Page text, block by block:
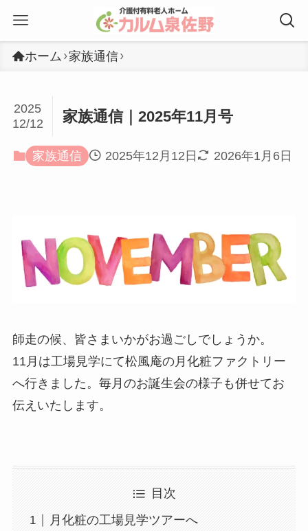
ホーム 家族通信
家族通信｜2025年11月号
2025
12/12
家族通信 2025年12月12日 2026年1月6日
師走の候、皆さまいかがお過ごしでしょうか。
11月は工場見学にて松風庵の月化粧ファクトリー
へ行きました。毎月のお誕生会の様子も併せてお
伝えいたします。
目次
月化粧の工場見学ツアーへ